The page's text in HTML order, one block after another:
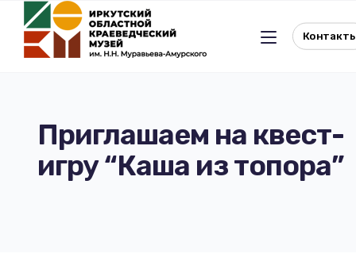
Льготное посещение музея
Приглашаем на квест-
игру “Каша из топора”